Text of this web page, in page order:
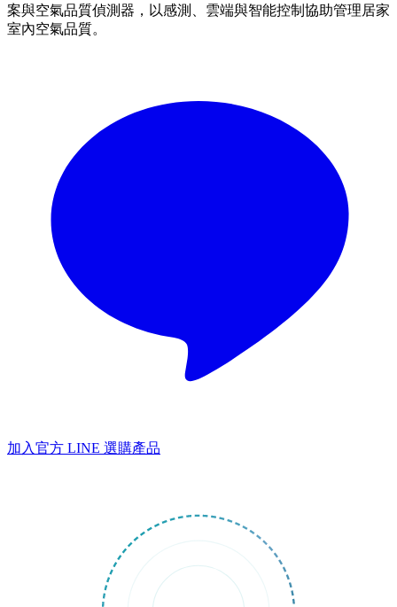
案與空氣品質偵測器，以感測、雲端與智能控制協助管理居家
室內空氣品質。
加入官方 LINE 選購產品